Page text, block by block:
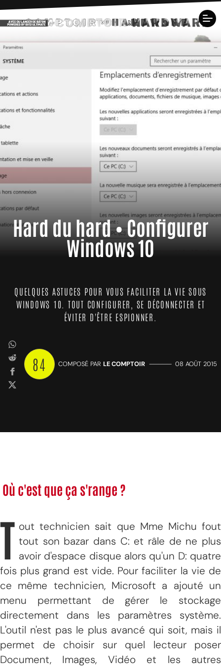
Hard du hard • Configurer
Windows 10
QUELQUES ASTUCES POUR VOUS FACILITER LA VIE SOUS
WINDOWS 10. TOUT CONFIGURER, SE DÉCONNECTER ET
ÉVITER D'ÊTRE ESPIONNER.
84 COMPOSÉ PAR LE COMPTOIR ————— 08 AOÛT 2015
Où c'est que ça s'range ?
T out technicien sait que Mme Michu fout
tout son bazar dans C: et râle de ne plus
avoir d'espace disque alors qu'un D: quatre
fois plus grand est vide. Pour faciliter la vie de
ce même technicien, Microsoft a ajouté un
menu permettant de gérer le stockage
directement dans les paramètres système.
L'outil n'est pas le plus avancé qui soit, mais il
permet de choisir sur quel lecteur poser
Document, Images, Vidéo et les autres